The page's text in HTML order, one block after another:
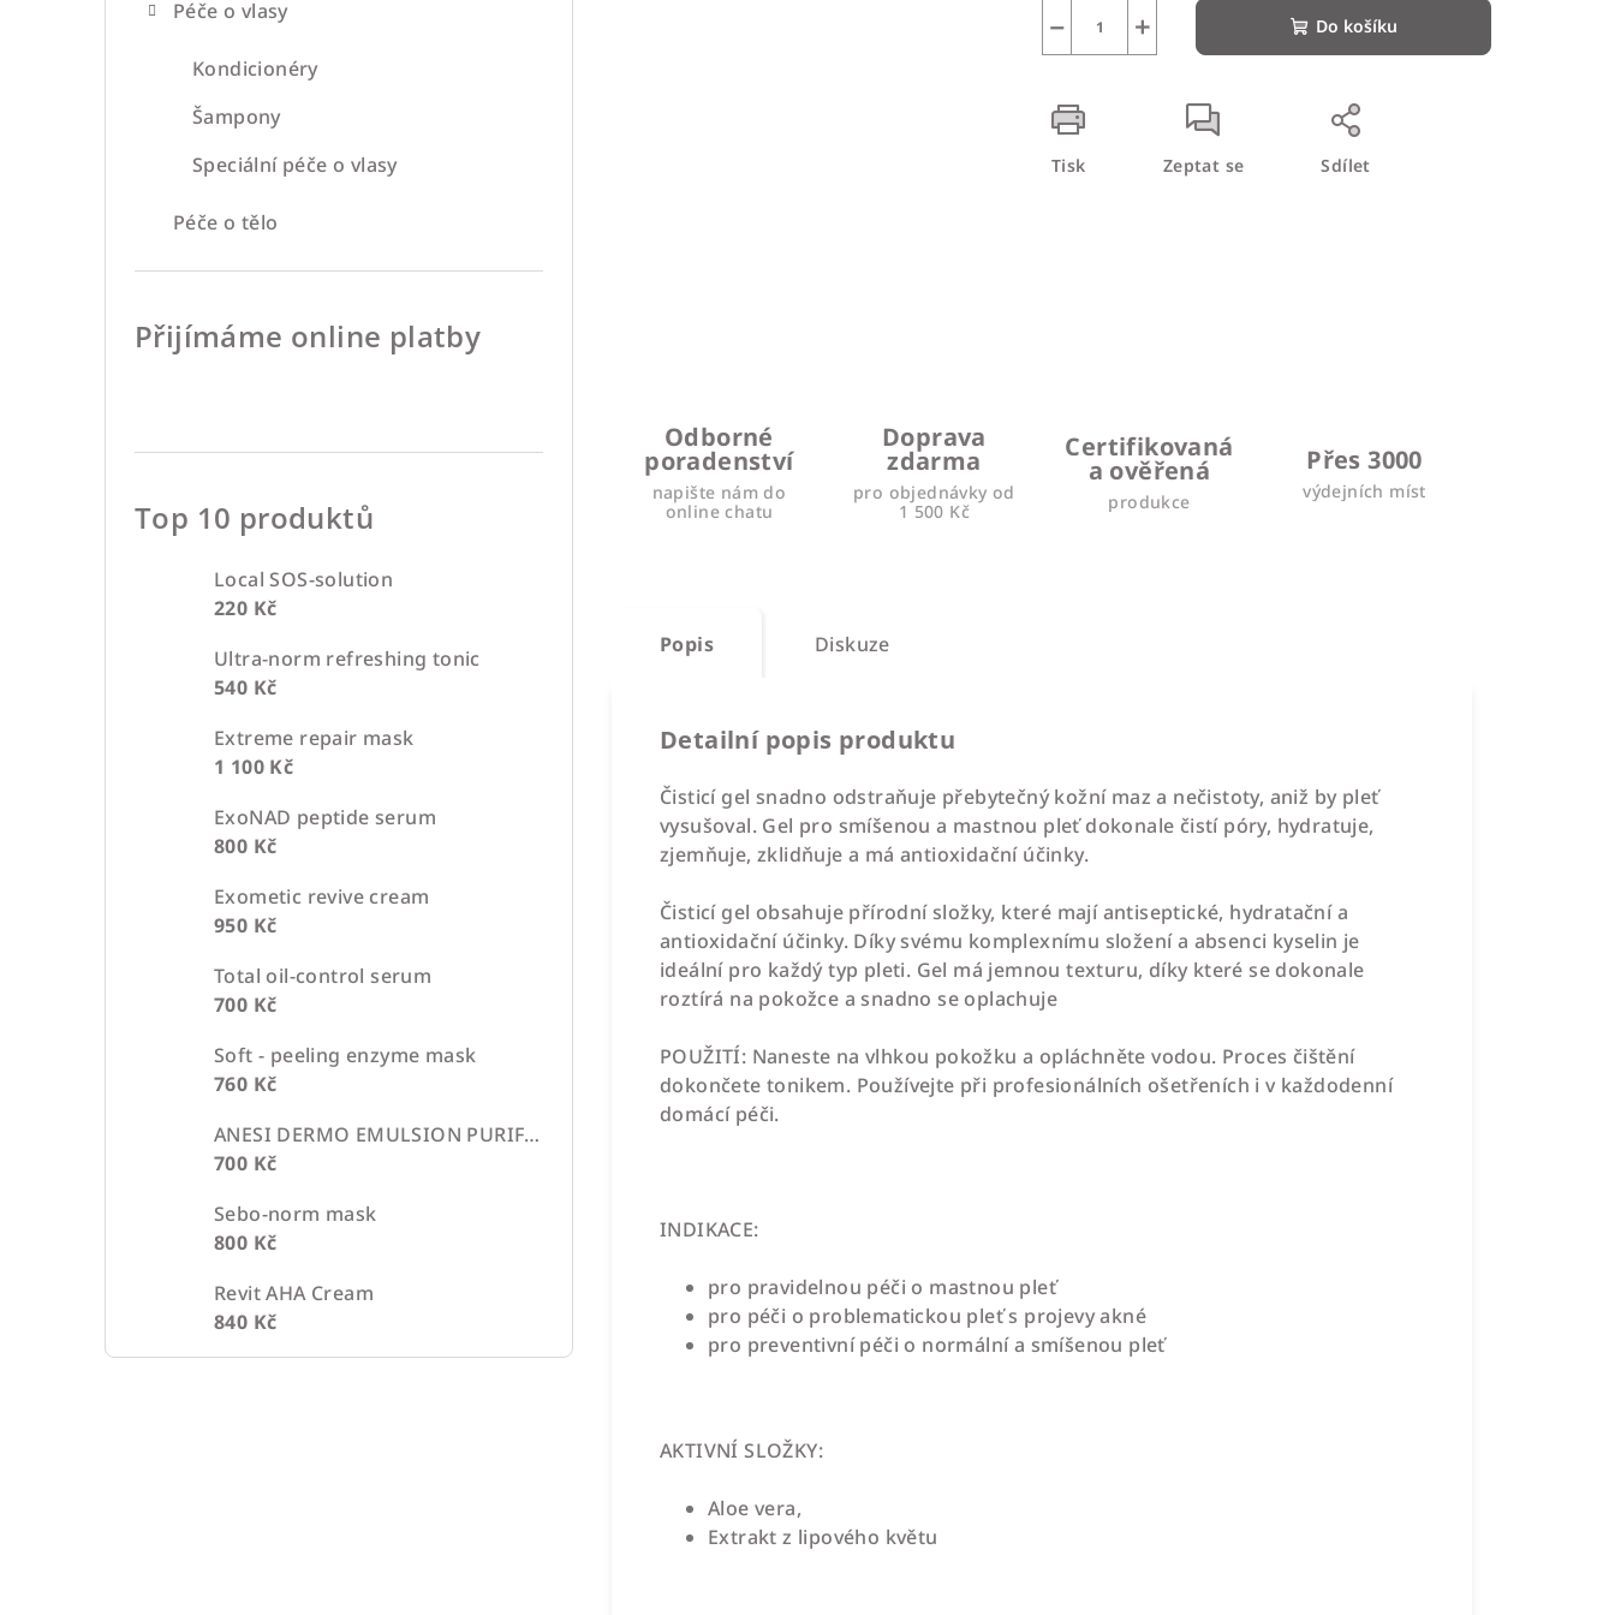
Péče o vlasy
Kondicionéry
Šampony
Speciální péče o vlasy
Péče o tělo
Přijímáme online platby
Top 10 produktů
Local SOS-solution
220 Kč
Ultra-norm refreshing tonic
540 Kč
Extreme repair mask
1 100 Kč
ExoNAD peptide serum
800 Kč
Exometic revive cream
950 Kč
Total oil-control serum
700 Kč
Soft - peeling enzyme mask
760 Kč
ANESI DERMO EMULSION PURIFICANTE
700 Kč
Sebo-norm mask
800 Kč
Revit AHA Cream
840 Kč
+
− Do košíku
Tisk Zeptat se Sdílet
Odborné
poradenství
napište nám do
online chatu
Doprava
zdarma
pro objednávky od
1 500 Kč
Certifikovaná
a ověřená
produkce
Přes 3000
výdejních míst
Popis Diskuze
Detailní popis produktu
Čisticí gel snadno odstraňuje přebytečný kožní maz a nečistoty, aniž by pleť
vysušoval. Gel pro smíšenou a mastnou pleť dokonale čistí póry, hydratuje,
zjemňuje, zklidňuje a má antioxidační účinky.
Čisticí gel obsahuje přírodní složky, které mají antiseptické, hydratační a
antioxidační účinky. Díky svému komplexnímu složení a absenci kyselin je
ideální pro každý typ pleti. Gel má jemnou texturu, díky které se dokonale
roztírá na pokožce a snadno se oplachuje
POUŽITÍ: Naneste na vlhkou pokožku a opláchněte vodou. Proces čištění
dokončete tonikem. Používejte při profesionálních ošetřeních i v každodenní
domácí péči.
INDIKACE:
pro pravidelnou péči o mastnou pleť
pro péči o problematickou pleť s projevy akné
pro preventivní péči o normální a smíšenou pleť
AKTIVNÍ SLOŽKY:
Aloe vera,
Extrakt z lipového květu